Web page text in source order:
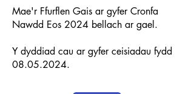
Mae'r Ffurflen Gais ar gyfer Cronfa
Nawdd Eos 2024 bellach ar gael.
Y dyddiad cau ar gyfer ceisiadau fydd
08.05.2024.